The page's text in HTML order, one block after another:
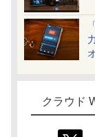
クラウド